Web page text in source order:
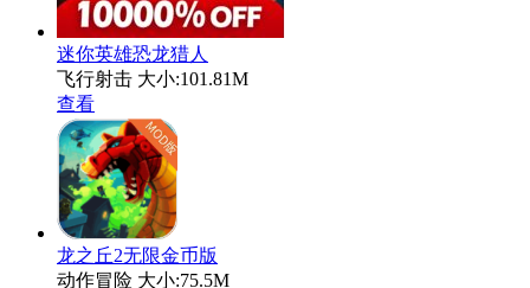
迷你英雄恐龙猎人
飞行射击 大小:101.81M
查看
龙之丘2无限金币版
动作冒险 大小:75.5M